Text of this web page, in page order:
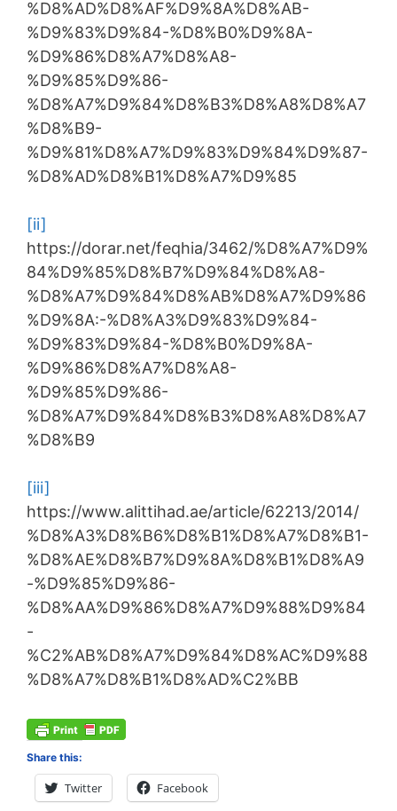
%D8%AD%D8%AF%D9%8A%D8%AB-
%D9%83%D9%84-%D8%B0%D9%8A-
%D9%86%D8%A7%D8%A8-
%D9%85%D9%86-
%D8%A7%D9%84%D8%B3%D8%A8%D8%A7
%D8%B9-
%D9%81%D8%A7%D9%83%D9%84%D9%87-
%D8%AD%D8%B1%D8%A7%D9%85
[ii]
https://dorar.net/feqhia/3462/%D8%A7%D9%
84%D9%85%D8%B7%D9%84%D8%A8-
%D8%A7%D9%84%D8%AB%D8%A7%D9%86
%D9%8A:-%D8%A3%D9%83%D9%84-
%D9%83%D9%84-%D8%B0%D9%8A-
%D9%86%D8%A7%D8%A8-
%D9%85%D9%86-
%D8%A7%D9%84%D8%B3%D8%A8%D8%A7
%D8%B9
[iii]
https://www.alittihad.ae/article/62213/2014/
%D8%A3%D8%B6%D8%B1%D8%A7%D8%B1-
%D8%AE%D8%B7%D9%8A%D8%B1%D8%A9
-%D9%85%D9%86-
%D8%AA%D9%86%D8%A7%D9%88%D9%84
-
%C2%AB%D8%A7%D9%84%D8%AC%D9%88
%D8%A7%D8%B1%D8%AD%C2%BB
Share this:
Twitter Facebook